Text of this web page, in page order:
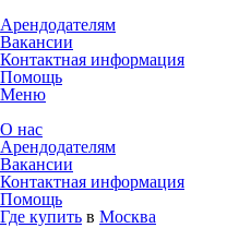
Арендодателям
Вакансии
Контактная информация
Помощь
Меню
О нас
Арендодателям
Вакансии
Контактная информация
Помощь
Где купить в Москва